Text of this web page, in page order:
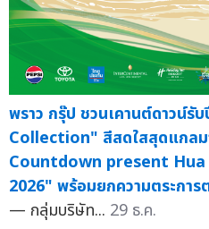
พราว กรุ๊ป ชวนเคานต์ดาวน์
Collection" สีสดใสสุดแกล
Countdown present
2026" พร้อมยกความตระกา
— กลุ่มบริษัท... 29 ธ.ค.